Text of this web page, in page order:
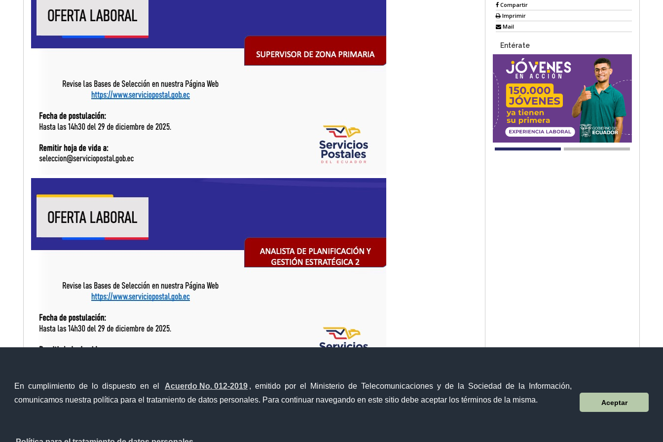
En cumplimiento de lo dispuesto en el Acuerdo No. 012-2019 , emitido por el Ministerio de Telecomunicaciones y de la Sociedad de la Información,
comunicamos nuestra política para el tratamiento de datos personales. Para continuar navegando en este sitio debe aceptar los términos de la misma.
Aceptar
Bases_del_Perfil_planif_oper_post Descarga
Compartir
Imprimir
Mail
Entérate
Sistema Nacional de Información (SNI)